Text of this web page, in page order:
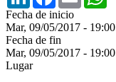
Fecha de inicio
Mar, 09/05/2017 - 19:00
Fecha de fin
Mar, 09/05/2017 - 19:00
Lugar